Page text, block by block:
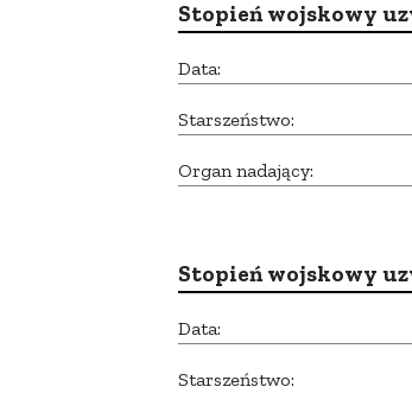
Stopień wojskowy
Data:
Starszeństwo:
Organ nadający:
Stopień wojskowy
Data:
Starszeństwo: